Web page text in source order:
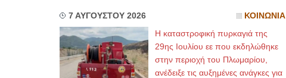
7 ΑΥΓΟΥΣΤΟΥ 2026 ΚΟΙΝΩΝΙΑ
Η καταστροφική πυρκαγιά της
29ης Ιουλίου εε που εκδηλώθηκε
στην περιοχή του Πλωμαρίου,
ανέδειξε τις αυξημένες ανάγκες για